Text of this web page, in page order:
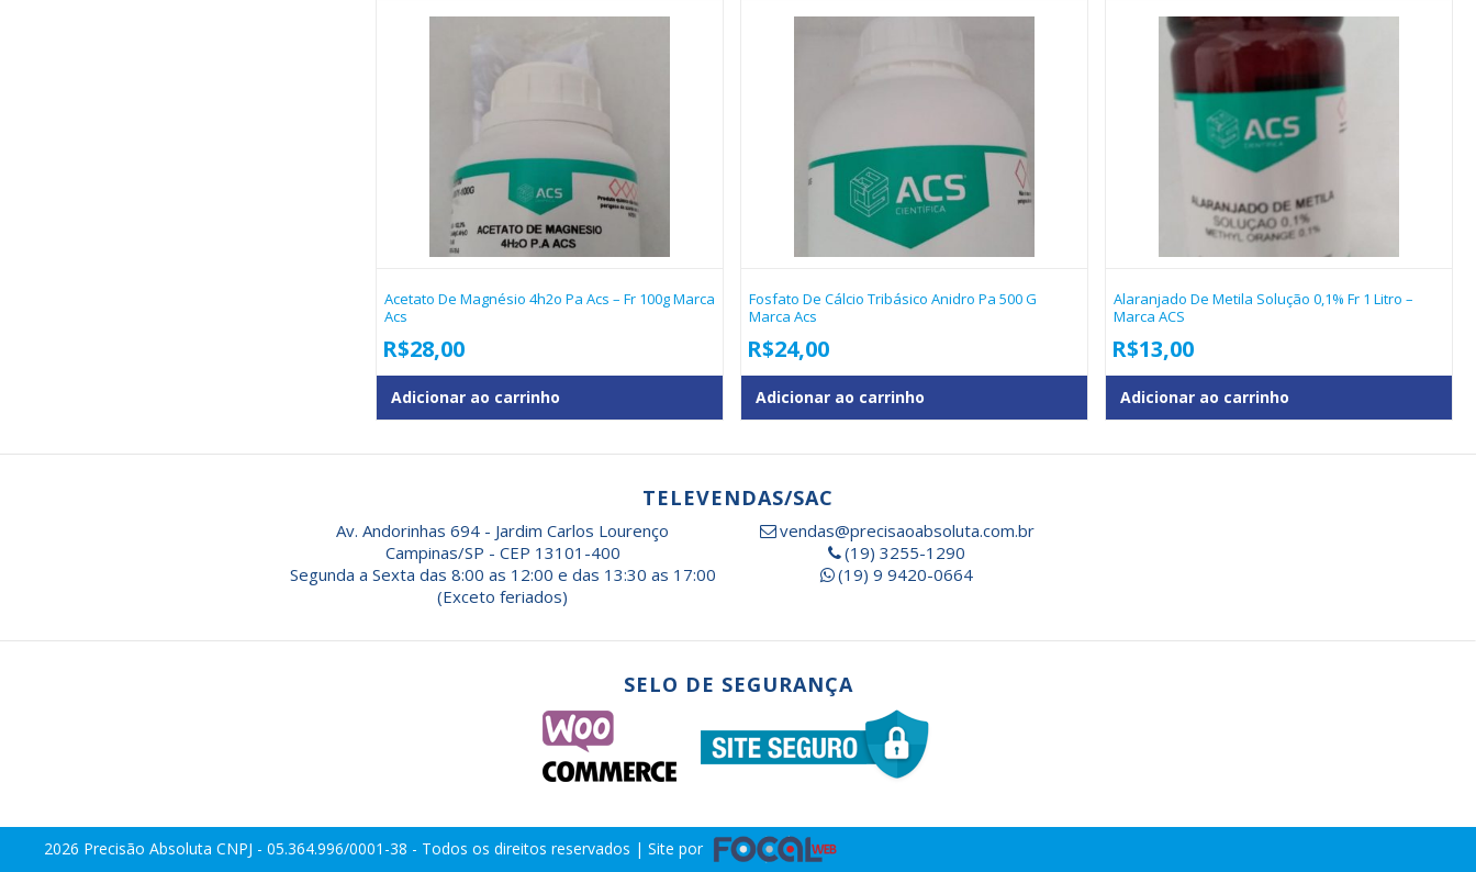
Acetato De Magnésio 4h2o Pa Acs – Fr 100g Marca
Acs
R$28,00
Adicionar ao carrinho
Fosfato De Cálcio Tribásico Anidro Pa 500 G
Marca Acs
R$24,00
Adicionar ao carrinho
Alaranjado De Metila Solução 0,1% Fr 1 Litro –
Marca ACS
R$13,00
Adicionar ao carrinho
TELEVENDAS/SAC
Av. Andorinhas 694 - Jardim Carlos Lourenço
Campinas/SP - CEP 13101-400
Segunda a Sexta das 8:00 as 12:00 e das 13:30 as 17:00
(Exceto feriados)
vendas@precisaoabsoluta.com.br
(19) 3255-1290
(19) 9 9420-0664
SELO DE SEGURANÇA
2026 Precisão AbsolutaCNPJ - 05.364.996/0001-38 - Todos os direitos reservados | Site por